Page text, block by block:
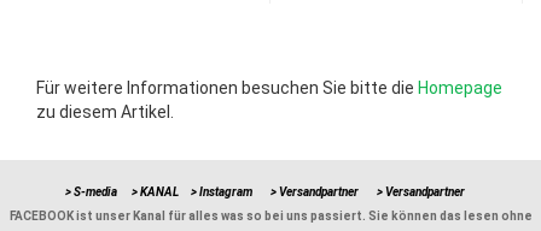
Für weitere Informationen besuchen Sie bitte die Homepage
zu diesem Artikel.
> S-media > KANAL > Instagram > Versandpartner
> Versandpartner
FACEBOOK ist unser Kanal für alles was so bei uns passiert. Sie können das lesen ohne